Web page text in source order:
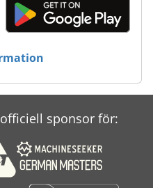
sponsor för: